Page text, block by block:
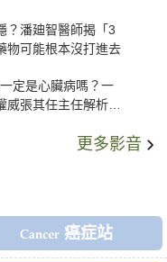
？潘廸智醫師揭「3
物可能根本沒打進去
定是心臟病嗎？一
張其任主任解析支
更多影音
癌症站